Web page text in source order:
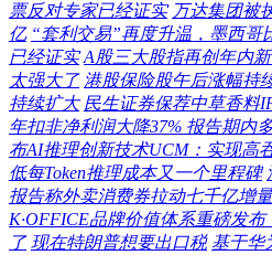
票反对专家已经证实 万达集团被
亿 “套利交易”再度升温，墨西哥
已经证实 A股三大股指再创年内
太强大了 港股保险股午后涨幅持
持续扩大 民生证券保荐中草香料
年扣非净利润大降37% 报告期内
布AI推理创新技术UCM：实现高
低每Token推理成本又一个里程碑
报告称外卖消费券拉动七千亿增
K·OFFICE品牌价值体系重磅发
了 现在特朗普想要出口税 基于华